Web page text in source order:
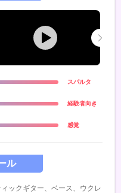
ル
ックギター、ベース、ウクレ
スパルタ
経験者向き
感覚